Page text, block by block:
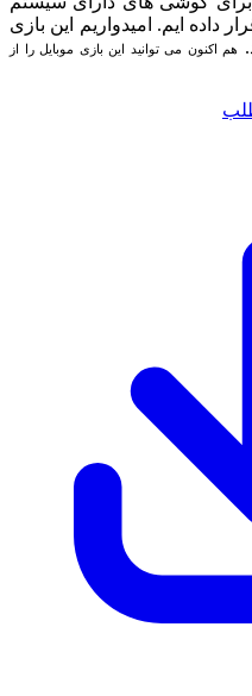
ایم. امیدواریم این بازی
می توانید این بازی موبایل را از